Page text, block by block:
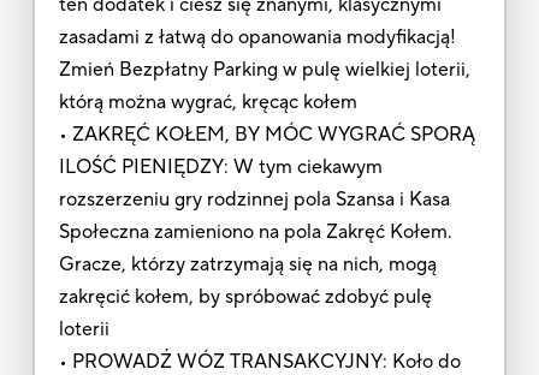
zasadami z łatwą do opanowania modyfikacją!
Zmień Bezpłatny Parking w pulę wielkiej loterii,
którą można wygrać, kręcąc kołem
• ZAKRĘĆ KOŁEM, BY MÓC WYGRAĆ SPORĄ
ILOŚĆ PIENIĘDZY: W tym ciekawym
rozszerzeniu gry rodzinnej pola Szansa i Kasa
Społeczna zamieniono na pola Zakręć Kołem.
Gracze, którzy zatrzymają się na nich, mogą
zakręcić kołem, by spróbować zdobyć pulę
loterii
• PROWADŹ WÓZ TRANSAKCYJNY: Koło do